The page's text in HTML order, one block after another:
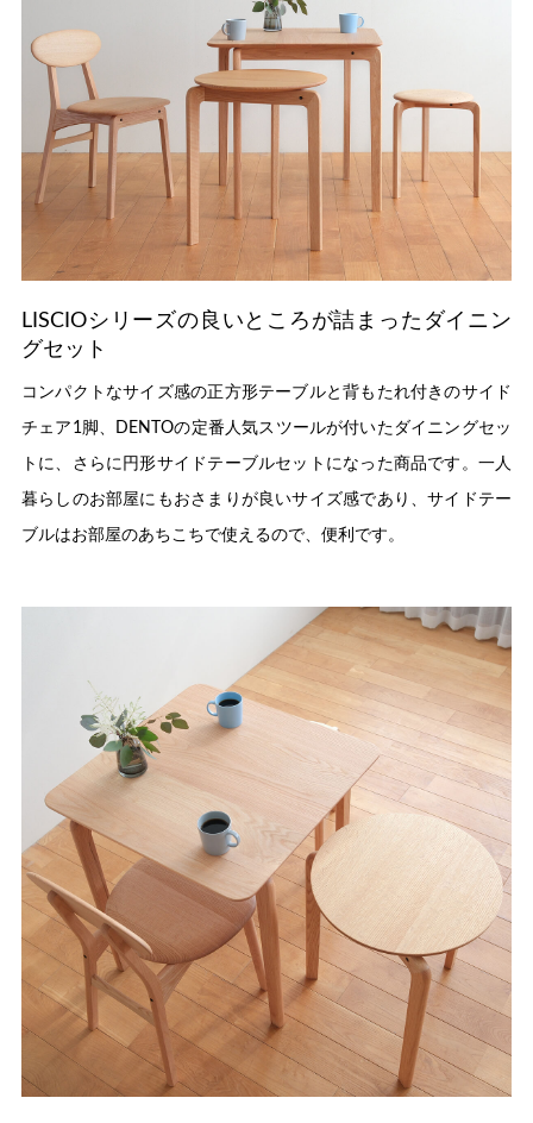
LISCIOシリーズの良いところが詰まったダイニン
グセット
コンパクトなサイズ感の正方形テーブルと背もたれ付きのサイド
チェア1脚、DENTOの定番人気スツールが付いたダイニングセッ
トに、さらに円形サイドテーブルセットになった商品です。一人
暮らしのお部屋にもおさまりが良いサイズ感であり、サイドテー
ブルはお部屋のあちこちで使えるので、便利です。